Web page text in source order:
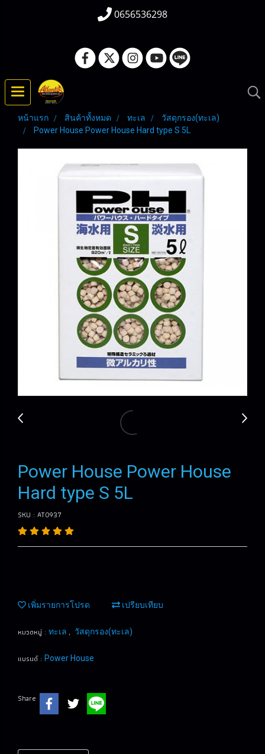
0656536298
หน้าแรก สินค้าทั้งหมด ทะเล
วัสดุกรอง(ทะเล)
Power House Power House Hard type S 5L
Power House Power House
Hard type S 5L
SKU : AT0937
เพิ่มรายการโปรด เปรียบเทียบ
หมวดหมู่ : ทะเล , วัสดุกรอง(ทะเล)
แบรนด์ : Power House
Share